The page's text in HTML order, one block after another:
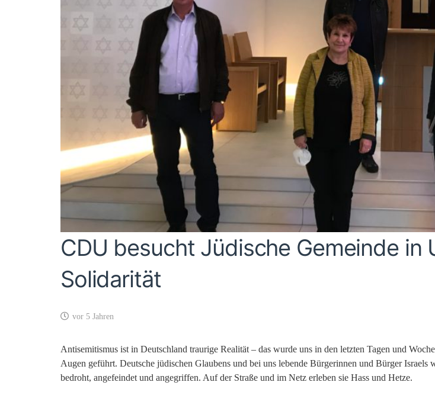
CDU besucht Jüdische Gemeinde in
Solidarität
vor 5 Jahren
Antisemitismus ist in Deutschland traurige Realität – das wurde uns in den letzten Tagen und
Augen geführt. Deutsche jüdischen Glaubens und bei uns lebende Bürgerinnen und Bürger Israels
bedroht, angefeindet und angegriffen. Auf der Straße und im Netz erleben sie Hass und Hetze.